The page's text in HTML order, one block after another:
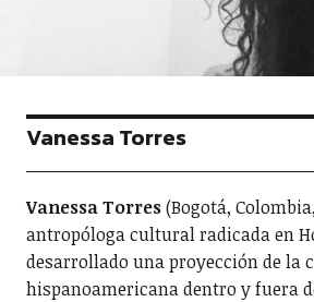
Vanessa Torres
Vanessa Torres(Bogotá,
antropóloga cultural radicada en
desarrollado una proyección de la
hispanoamericana dentro y fuera